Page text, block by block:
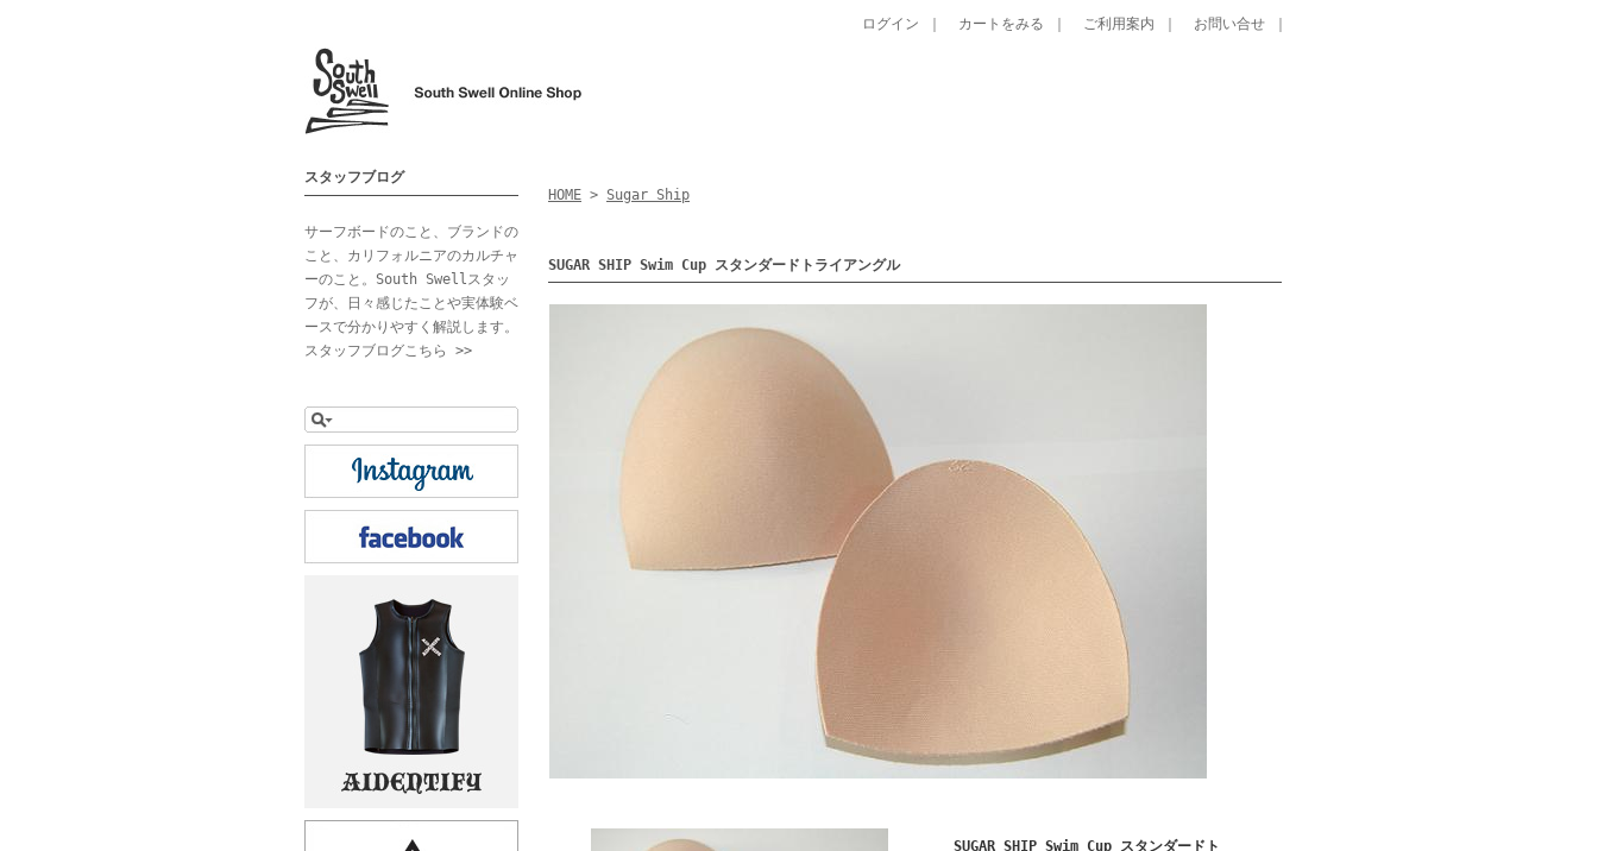
ログイン カートをみる ご利用案内 お問い合せ
スタッフブログ
サーフボードのこと、ブランドの
こと、カリフォルニアのカルチャ
ーのこと。South Swellスタッ
フが、日々感じたことや実体験ベ
ースで分かりやすく解説します。
スタッフブログこちら >>
HOME > Sugar Ship
SUGAR SHIP Swim Cup スタンダードトライアングル
SUGAR SHIP Swim Cup スタンダードト